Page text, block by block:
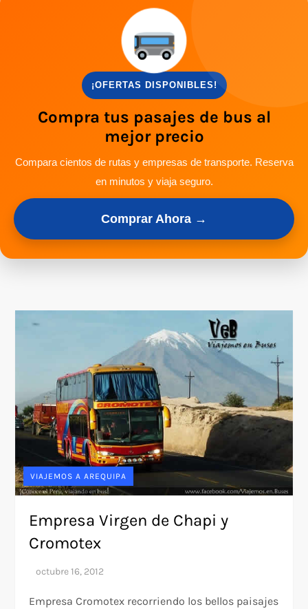
¡OFERTAS DISPONIBLES!
Compra tus pasajes de bus al
mejor precio
Compara cientos de rutas y empresas de transporte. Reserva
en minutos y viaja seguro.
Comprar Ahora →
VIAJEMOS A AREQUIPA
Empresa Virgen de Chapi y
Cromotex
Empresa Cromotex recorriendo los bellos paisajes